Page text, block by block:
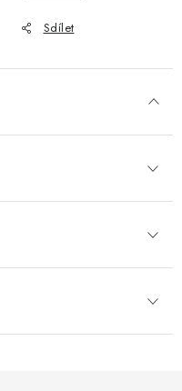
Sdílet